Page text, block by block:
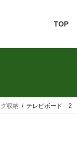
TOP
収納 テレビボード 2